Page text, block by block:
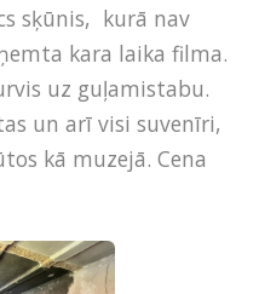
sķūnis, kurā nav
kara laika filma.
uz guļamistabu.
un arī visi suvenīri,
kā muzejā. Cena